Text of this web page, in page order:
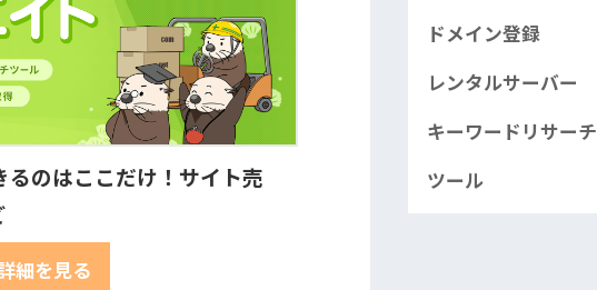
のはここだけ！サイト売
細を見る
ドメイン登録
レンタルサーバー
キーワードリサーチ
ツール